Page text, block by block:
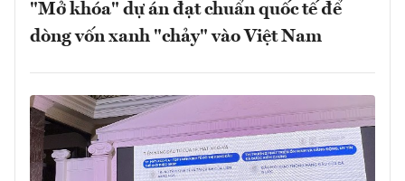
"Mở khóa" dự án đạt chuẩn quốc tế để
dòng vốn xanh "chảy" vào Việt Nam